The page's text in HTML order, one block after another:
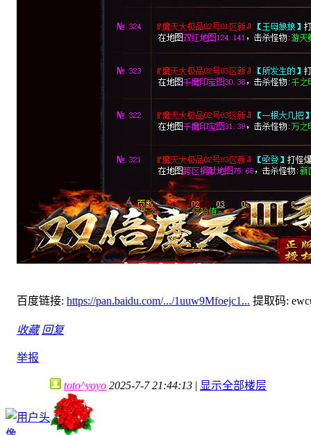
百度链接: https://pan.baidu.com/.../1uuw9Mfoejc1... 提取码:
收藏 回复
举报
toto^yoyo 2025-7-7 21:44:13 | 显示全部楼层